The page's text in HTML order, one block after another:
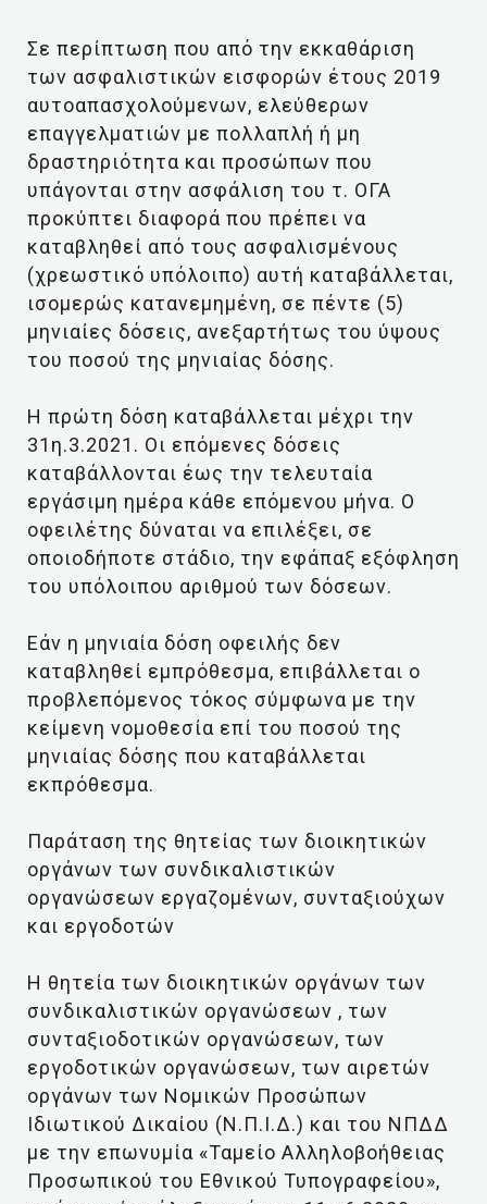
Σε περίπτωση που από την εκκαθάριση
των ασφαλιστικών εισφορών έτους 2019
αυτοαπασχολούμενων, ελεύθερων
επαγγελματιών με πολλαπλή ή μη
δραστηριότητα και προσώπων που
υπάγονται στην ασφάλιση του τ. ΟΓΑ
προκύπτει διαφορά που πρέπει να
καταβληθεί από τους ασφαλισμένους
(χρεωστικό υπόλοιπο) αυτή καταβάλλεται,
ισομερώς κατανεμημένη, σε πέντε (5)
μηνιαίες δόσεις, ανεξαρτήτως του ύψους
του ποσού της μηνιαίας δόσης.
Η πρώτη δόση καταβάλλεται μέχρι την
31η.3.2021. Οι επόμενες δόσεις
καταβάλλονται έως την τελευταία
εργάσιμη ημέρα κάθε επόμενου μήνα. Ο
οφειλέτης δύναται να επιλέξει, σε
οποιοδήποτε στάδιο, την εφάπαξ εξόφληση
του υπόλοιπου αριθμού των δόσεων.
Εάν η μηνιαία δόση οφειλής δεν
καταβληθεί εμπρόθεσμα, επιβάλλεται ο
προβλεπόμενος τόκος σύμφωνα με την
κείμενη νομοθεσία επί του ποσού της
μηνιαίας δόσης που καταβάλλεται
εκπρόθεσμα.
Παράταση της θητείας των διοικητικών
οργάνων των συνδικαλιστικών
οργανώσεων εργαζομένων, συνταξιούχων
και εργοδοτών
Η θητεία των διοικητικών οργάνων των
συνδικαλιστικών οργανώσεων , των
συνταξιοδοτικών οργανώσεων, των
εργοδοτικών οργανώσεων, των αιρετών
οργάνων των Νομικών Προσώπων
Ιδιωτικού Δικαίου (Ν.Π.Ι.Δ.) και του ΝΠΔΔ
με την επωνυμία «Ταμείο Αλληλοβοήθειας
Προσωπικού του Εθνικού Τυπογραφείου»,